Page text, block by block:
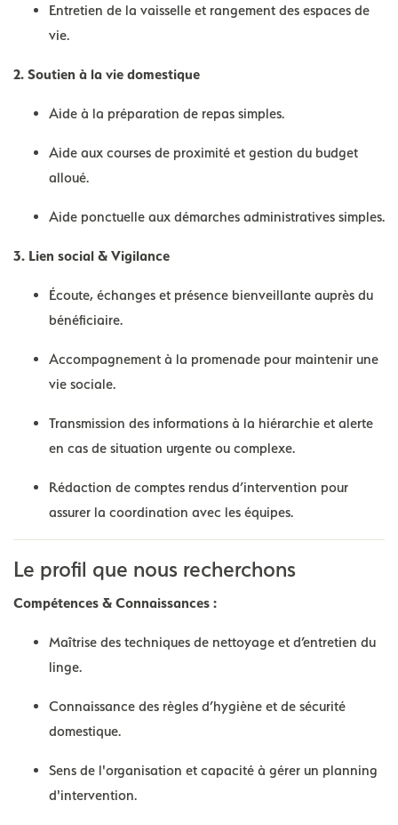
Entretien de la vaisselle et rangement des espaces de
vie.
2. Soutien à la vie domestique
Aide à la préparation de repas simples.
Aide aux courses de proximité et gestion du budget
alloué.
Aide ponctuelle aux démarches administratives simples.
3. Lien social & Vigilance
Écoute, échanges et présence bienveillante auprès du
bénéficiaire.
Accompagnement à la promenade pour maintenir une
vie sociale.
Transmission des informations à la hiérarchie et alerte
en cas de situation urgente ou complexe.
Rédaction de comptes rendus d’intervention pour
assurer la coordination avec les équipes.
Le profil que nous recherchons
Compétences & Connaissances :
Maîtrise des techniques de nettoyage et d’entretien du
linge.
Connaissance des règles d’hygiène et de sécurité
domestique.
Sens de l'organisation et capacité à gérer un planning
d'intervention.